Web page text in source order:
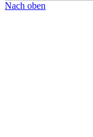
Nach oben